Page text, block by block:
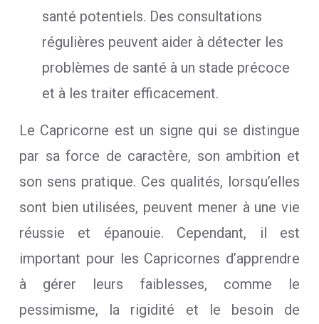
santé potentiels. Des consultations
régulières peuvent aider à détecter les
problèmes de santé à un stade précoce
et à les traiter efficacement.
Le Capricorne est un signe qui se distingue
par sa force de caractère, son ambition et
son sens pratique. Ces qualités, lorsqu’elles
sont bien utilisées, peuvent mener à une vie
réussie et épanouie. Cependant, il est
important pour les Capricornes d’apprendre
à gérer leurs faiblesses, comme le
pessimisme, la rigidité et le besoin de